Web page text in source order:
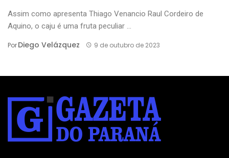
Assim como apresenta Thiago Venancio Raul Cordeiro de
Aquino, o caju é uma fruta peculiar ...
PorDiego Velázquez 9 de outubro de 2023